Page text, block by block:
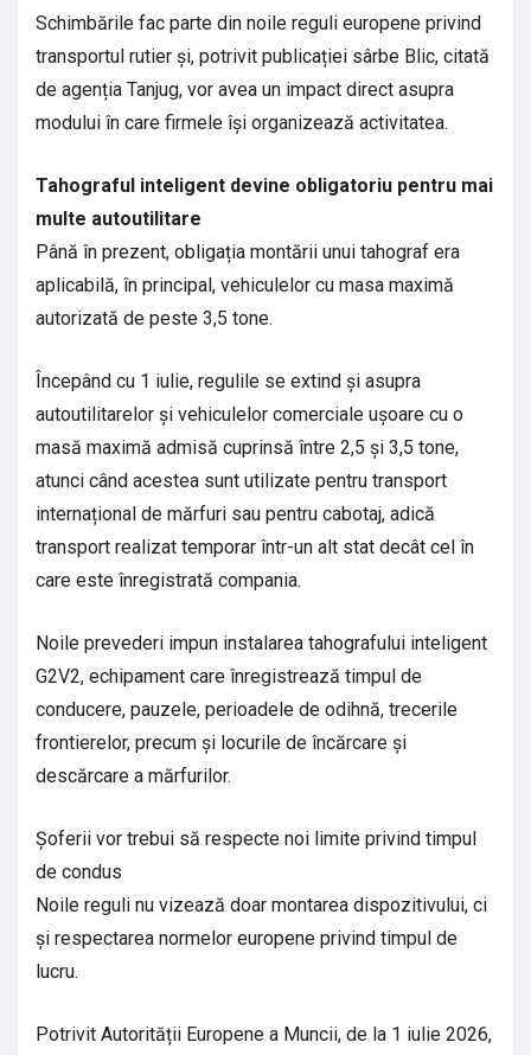
Schimbările fac parte din noile reguli europene privind
transportul rutier și, potrivit publicației sârbe Blic, citată
de agenția Tanjug, vor avea un impact direct asupra
modului în care firmele își organizează activitatea.
Tahograful inteligent devine obligatoriu pentru mai
multe autoutilitare
Până în prezent, obligația montării unui tahograf era
aplicabilă, în principal, vehiculelor cu masa maximă
autorizată de peste 3,5 tone.
Începând cu 1 iulie, regulile se extind și asupra
autoutilitarelor și vehiculelor comerciale ușoare cu o
masă maximă admisă cuprinsă între 2,5 și 3,5 tone,
atunci când acestea sunt utilizate pentru transport
internațional de mărfuri sau pentru cabotaj, adică
transport realizat temporar într-un alt stat decât cel în
care este înregistrată compania.
Noile prevederi impun instalarea tahografului inteligent
G2V2, echipament care înregistrează timpul de
conducere, pauzele, perioadele de odihnă, trecerile
frontierelor, precum și locurile de încărcare și
descărcare a mărfurilor.
Șoferii vor trebui să respecte noi limite privind timpul
de condus
Noile reguli nu vizează doar montarea dispozitivului, ci
și respectarea normelor europene privind timpul de
lucru.
Potrivit Autorității Europene a Muncii, de la 1 iulie 2026,